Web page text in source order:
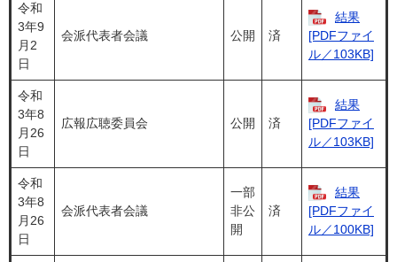
令和
3年9
月2
日
会派代表者会議 公開 済
結果
[PDFファイ
ル／103KB]
令和
3年8
月26
日
広報広聴委員会 公開 済
結果
[PDFファイ
ル／103KB]
令和
3年8
月26
日
会派代表者会議
一部
非公
開
済
結果
[PDFファイ
ル／100KB]